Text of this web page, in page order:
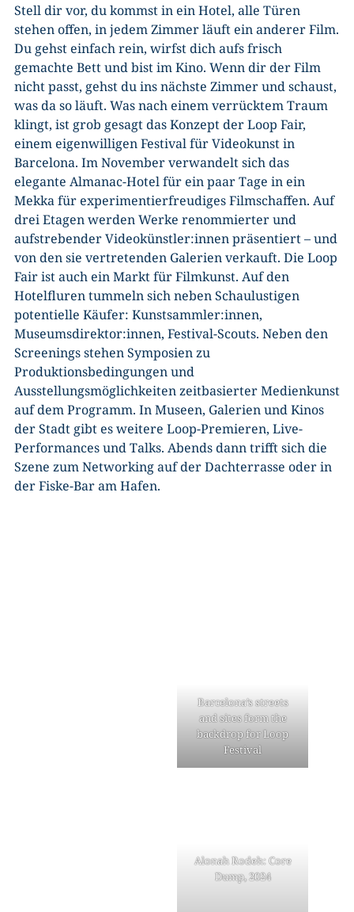
Stell dir vor, du kommst in ein Hotel, alle Türen
stehen offen, in jedem Zimmer läuft ein anderer Film.
Du gehst einfach rein, wirfst dich aufs frisch
gemachte Bett und bist im Kino. Wenn dir der Film
nicht passt, gehst du ins nächste Zimmer und schaust,
was da so läuft. Was nach einem verrücktem Traum
klingt, ist grob gesagt das Konzept der Loop Fair,
einem eigenwilligen Festival für Videokunst in
Barcelona. Im November verwandelt sich das
elegante Almanac-Hotel für ein paar Tage in ein
Mekka für experimentierfreudiges Filmschaffen. Auf
drei Etagen werden Werke renommierter und
aufstrebender Videokünstler:innen präsentiert – und
von den sie vertretenden Galerien verkauft. Die Loop
Fair ist auch ein Markt für Filmkunst. Auf den
Hotelfluren tummeln sich neben Schaulustigen
potentielle Käufer: Kunstsammler:innen,
Museumsdirektor:innen, Festival-Scouts. Neben den
Screenings stehen Symposien zu
Produktionsbedingungen und
Ausstellungsmöglichkeiten zeitbasierter Medienkunst
auf dem Programm. In Museen, Galerien und Kinos
der Stadt gibt es weitere Loop-Premieren, Live-
Performances und Talks. Abends dann trifft sich die
Szene zum Networking auf der Dachterrasse oder in
der Fiske-Bar am Hafen.
Barcelona’s streets
and sites form the
backdrop for Loop
Festival
Alonah Rodeh: Core
Dump, 2024